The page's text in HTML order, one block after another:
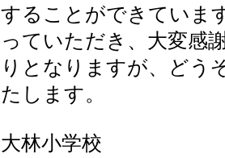
することができていま
っていただき、大変感
りとなりますが、どう
たします。
大林小学校